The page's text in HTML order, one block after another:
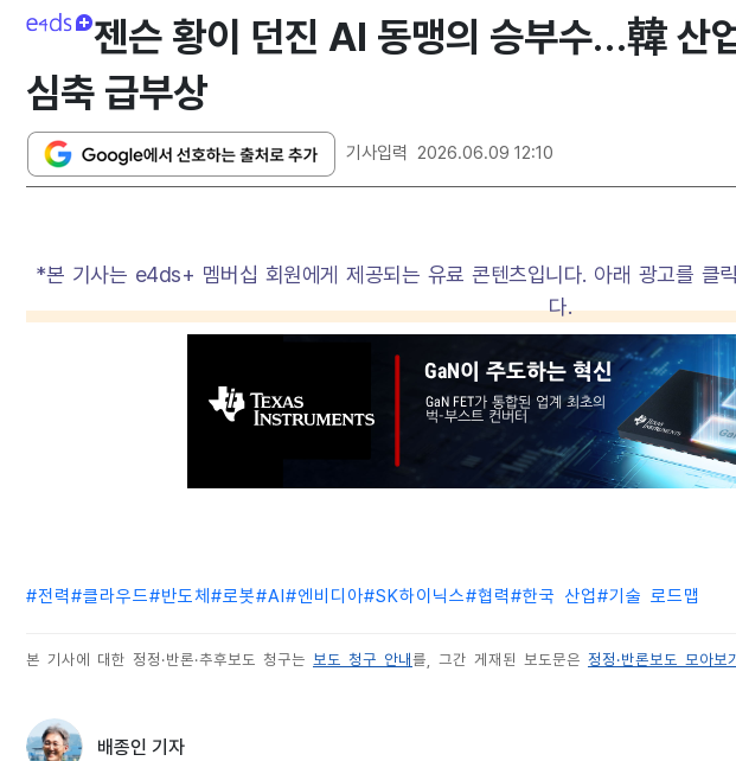
젠슨 황이 던진 AI 동맹의 승부수…韓 산
심축 급부상
기사입력 2026.06.09 12:10
*본 기사는 e4ds+ 멤버십 회원에게 제공되는 유료 콘텐츠입니다. 아래 광고를 클
다.
#전력#클라우드#반도체 #로봇#AI #엔비디아#SK하이닉스#협력#한국 산업#기술 로드맵
본 기사에 대한 정정·반론·추후보도 청구는 보도 청구 안내 를, 그간 게재된 보도문은 정정·반론보도 모아보기
배종인 기자